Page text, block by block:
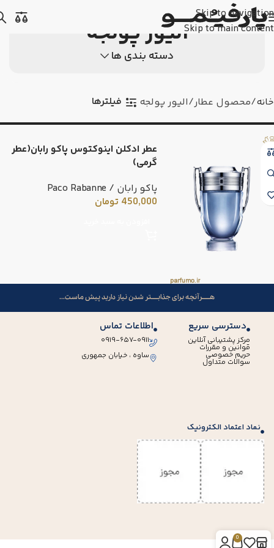
Skip to navigation
Skip to main contentالیور پولجه
دسته بندی ها
خانه محصول عطار الیور پولجه فیلترها
عطر ادکلن اینوکتوس پاکو رابان(عطر
گرمی)
پاکو رابان / Paco Rabanne
450,000 تومان
هــــــرآنچه برای جذابـــــتر شدن نیاز دارید پیش ماست...
دسترسی سریع
مرکز پشتیبانی آنلاین
قوانین و مقررات
حریم خصوصی
سوالات متداول
اطلاعات تماس
۰۹۱۹-۶۵۷-۰۹۱۱
ساوه ، خیابان جمهوری
نماد اعتماد الکترونیک
0